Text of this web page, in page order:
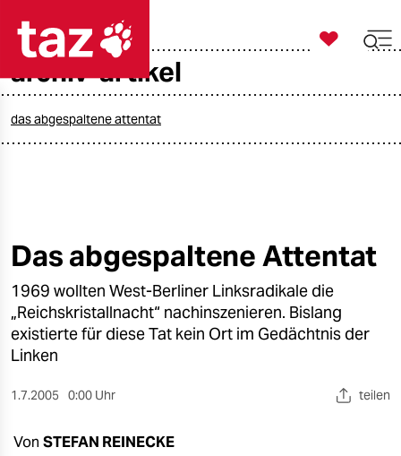
taz zahl ich
öko
gesellschaft
kultur
sport
berlin
nord

taz zahl ich
archiv-artikel
das abgespaltene attentat
Das abgespaltene Attentat
1969 wollten West-Berliner Linksradikale die
„Reichskristallnacht“ nachinszenieren. Bislang
existierte für diese Tat kein Ort im Gedächtnis der
Linken
1.7.2005 0:00 Uhr teilen
Von STEFAN REINECKE